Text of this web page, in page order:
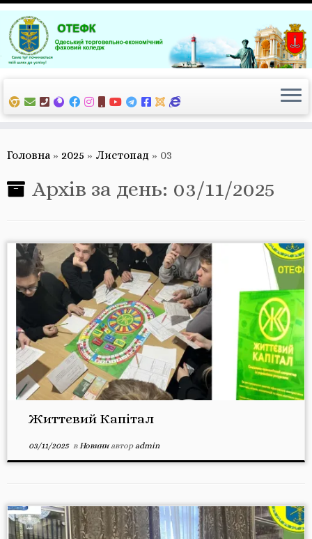
Перейти
до
вмісту
Головна » 2025 » Листопад » 03
Архів за день: 03/11/2025
Життєвий Капітал
03/11/2025в Новиниавторadmin